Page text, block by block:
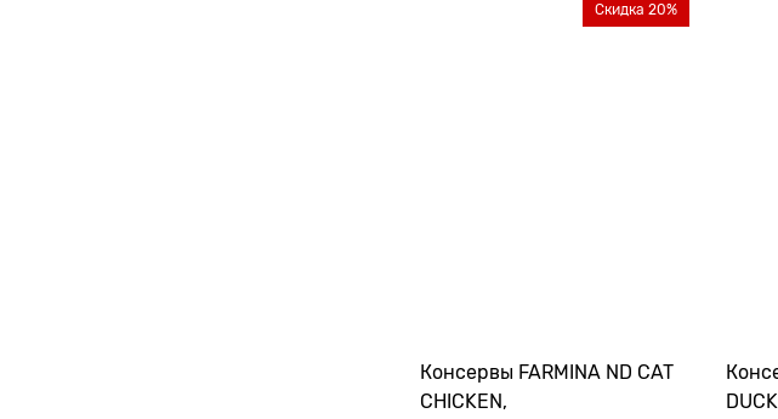
Консервы FARMINA ND CAT
CHICKEN,
Скидка 20%